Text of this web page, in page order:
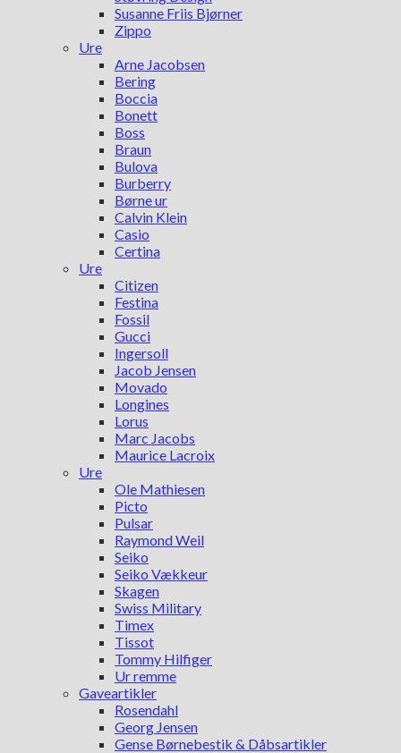
Susanne Friis Bjørner
Zippo
Ure
Arne Jacobsen
Bering
Boccia
Bonett
Boss
Braun
Bulova
Burberry
Børne ur
Calvin Klein
Casio
Certina
Ure
Citizen
Festina
Fossil
Gucci
Ingersoll
Jacob Jensen
Movado
Longines
Lorus
Marc Jacobs
Maurice Lacroix
Ure
Ole Mathiesen
Picto
Pulsar
Raymond Weil
Seiko
Seiko Vækkeur
Skagen
Swiss Military
Timex
Tissot
Tommy Hilfiger
Ur remme
Gaveartikler
Rosendahl
Georg Jensen
Gense Børnebestik & Dåbsartikler